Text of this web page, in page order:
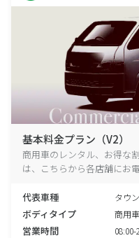
基本料金プラン（V2）
商用車のレンタル、お得な
は、こちらから各店舗にお
代表車種 タウ
ボディタイプ 商用車
営業時間 08:00-